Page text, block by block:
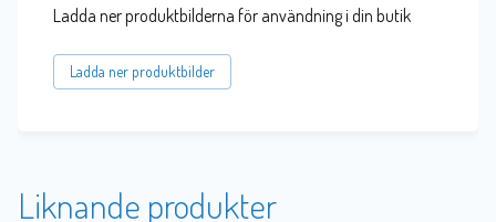
Ladda ner produktbilderna för användning i din butik
Ladda ner produktbilder
Liknande produkter